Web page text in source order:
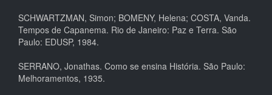
SCHWARTZMAN, Simon; BOMENY, Helena; COSTA, Vanda.
Tempos de Capanema. Rio de Janeiro: Paz e Terra. São
Paulo: EDUSP, 1984.
SERRANO, Jonathas. Como se ensina História. São Paulo:
Melhoramentos, 1935.